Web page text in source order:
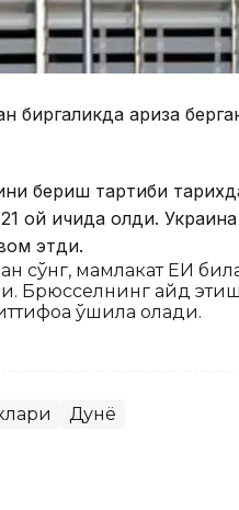
ариза
бериш тартиби
ой ичида олди.
этди.
сўнг, мамлакат ЕИ
Брюсселнинг қайд
қўшила олади.
Дунё